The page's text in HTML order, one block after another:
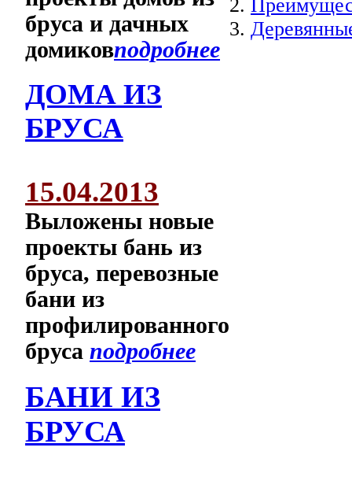
бруса и дачных
домиковподробнее
ДОМА ИЗ
БРУСА
15.04.2013
Выложены новые
проекты бань из
бруса, перевозные
бани из
профилированного
бруса подробнее
БАНИ ИЗ
БРУСА
2.
3.